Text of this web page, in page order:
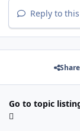
Reply to
Share
Go to topic